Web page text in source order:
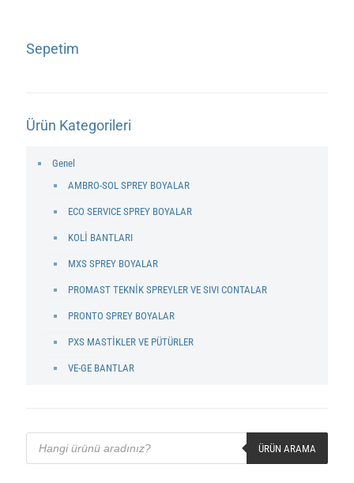
Sepetim
Ürün Kategorileri
Genel
AMBRO-SOL SPREY BOYALAR
ECO SERVICE SPREY BOYALAR
KOLİ BANTLARI
MXS SPREY BOYALAR
PROMAST TEKNİK SPREYLER VE SIVI CONTALAR
PRONTO SPREY BOYALAR
PXS MASTİKLER VE PÜTÜRLER
VE-GE BANTLAR
Products
search
ÜRÜN ARAMA